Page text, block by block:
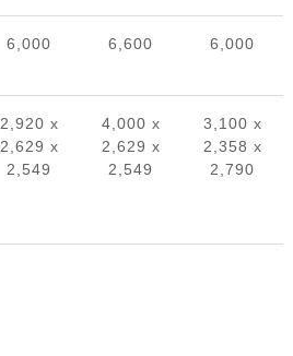
6,000 6,600 6,000
2,920 x
2,629 x
2,549
4,000 x
2,629 x
2,549
3,100 x
2,358 x
2,790